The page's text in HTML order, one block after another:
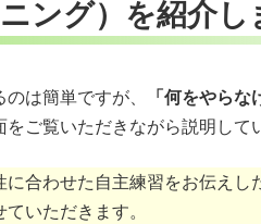
ング）を紹介し
は簡単ですが、
「何をやら
をご覧いただきながら説明して
に合わせた自主練習をお伝え
いただきます。